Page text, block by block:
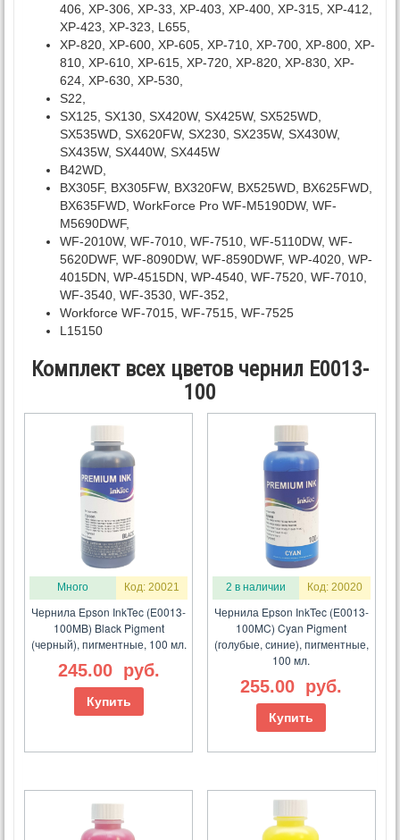
406, XP-306, XP-33, XP-403, XP-400, XP-315, XP-412,
XP-423, XP-323, L655,
XP-820, XP-600, XP-605, XP-710, XP-700, XP-800, XP-
810, XP-610, XP-615, XP-720, XP-820, XP-830, XP-
624, XP-630, XP-530,
S22,
SX125, SX130, SX420W, SX425W, SX525WD,
SX535WD, SX620FW, SX230, SX235W, SX430W,
SX435W, SX440W, SX445W
B42WD,
BX305F, BX305FW, BX320FW, BX525WD, BX625FWD,
BX635FWD, WorkForce Pro WF-M5190DW, WF-
M5690DWF,
WF-2010W, WF-7010, WF-7510, WF-5110DW, WF-
5620DWF, WF-8090DW, WF-8590DWF, WP-4020, WP-
4015DN, WP-4515DN, WP-4540, WF-7520, WF-7010,
WF-3540, WF-3530, WF-352,
Workforce WF-7015, WF-7515, WF-7525
L15150
Комплект всех цветов чернил E0013-
100
Много Код: 20021
Чернила Epson InkTec (E0013-
100MB) Black Pigment
(черный), пигментные, 100 мл.
245.00 руб.
Купить
2 в наличии Код: 20020
Чернила Epson InkTec (E0013-
100MC) Cyan Pigment
(голубые, синие), пигментные,
100 мл.
255.00 руб.
Купить